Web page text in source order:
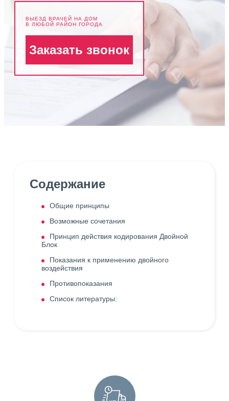
ВЫЕЗД ВРАЧЕЙ НА ДОМ
В ЛЮБОЙ РАЙОН ГОРОДА
Заказать звонок
Содержание
Общие принципы
Возможные сочетания
Принцип действия кодирования Двойной
Блок
Показания к применению двойного
воздействия
Противопоказания
Список литературы: